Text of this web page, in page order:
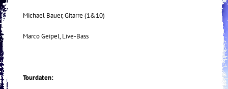
Michael Bauer, Gitarre (1&10)
Marco Geipel, Live-Bass
Tourdaten: